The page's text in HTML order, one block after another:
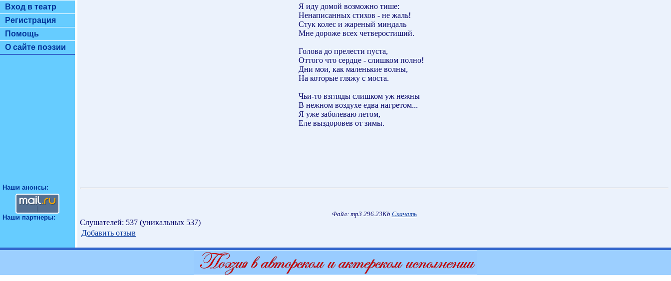
Вход в театр
Регистрация
Помощь
О сайте поэзии
Наши анонсы:
Наши партнеры:
Я иду домой возможно тише:
Ненаписанных стихов - не жаль!
Стук колес и жареный миндаль
Мне дороже всех четверостиший.
Голова до прелести пуста,
Оттого что сердце - слишком полно!
Дни мои, как маленькие волны,
На которые гляжу с моста.
Чьи-то взгляды слишком уж нежны
В нежном воздухе едва нагретом...
Я уже заболеваю летом,
Еле выздоровев от зимы.
Файл: mp3 296.23Kb Скачать
Слушателей: 537 (уникальных 537)
Добавить отзыв